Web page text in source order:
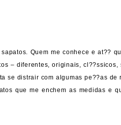
Quem me conhece e at??
– diferentes, originais,
se distrair com algumas pe??as de
que me enchem as medidas e